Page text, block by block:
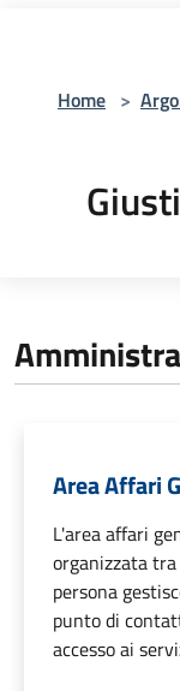
Home >
Area Affari
L'area affari
organizzata
persona
punto di
accesso ai